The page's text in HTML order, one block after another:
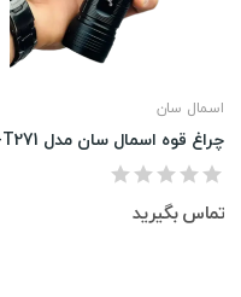
اسمال سان
تماس بگیرید